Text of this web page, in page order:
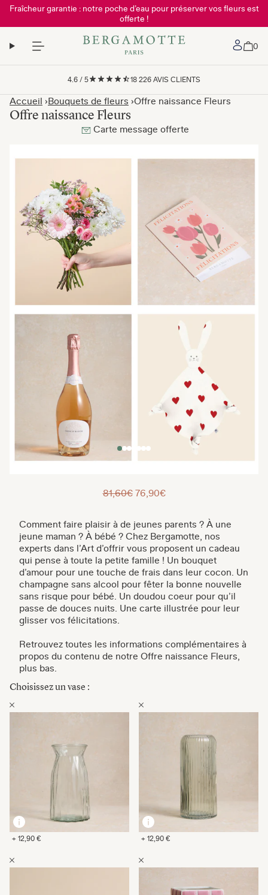
Fraîcheur garantie : notre poche d’eau pour préserver vos fleurs est
offerte !
Mon
0
4.6 / 5 18 226 AVIS CLIENTS
Accueil Bouquets de fleurs Offre naissance Fleurs
Offre naissance Fleurs
Carte message offerte
81,60€76,90€
Comment faire plaisir à de jeunes parents ? À une
jeune maman ? À bébé ? Chez Bergamotte, nos
experts dans l’Art d’offrir vous proposent un cadeau
qui pense à toute la petite famille ! Un bouquet
d’amour pour une touche de frais dans leur cocon. Un
champagne sans alcool pour fêter la bonne nouvelle
sans risque pour bébé. Un doudou coeur pour qu’il
passe de douces nuits. Une carte illustrée pour leur
glisser vos félicitations.
Retrouvez toutes les informations complémentaires à
propos du contenu de notre Offre naissance Fleurs,
plus bas.
Choisissez un vase :
+ 12,90 € + 12,90 €